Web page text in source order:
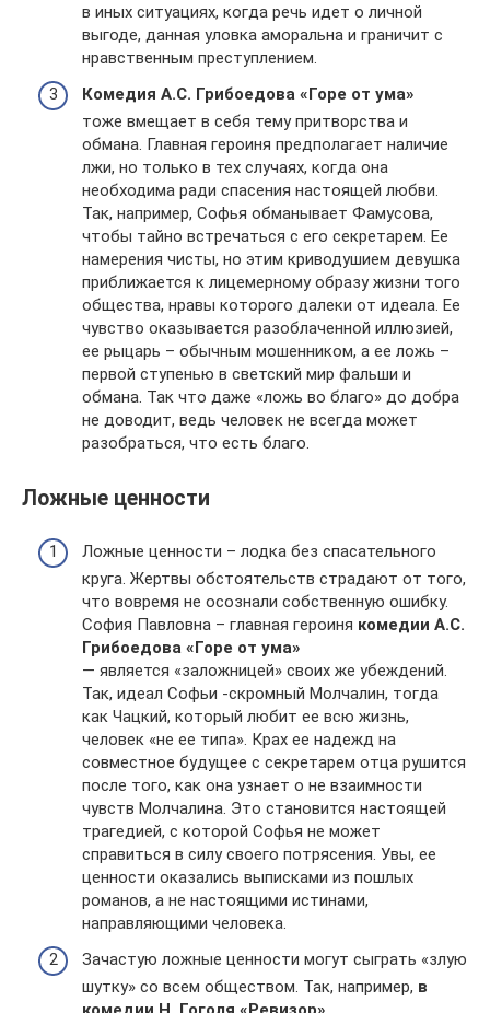
в иных ситуациях, когда речь идет о личной
выгоде, данная уловка аморальна и граничит с
нравственным преступлением.
Комедия А.С. Грибоедова «Горе от ума»
тоже вмещает в себя тему притворства и
обмана. Главная героиня предполагает наличие
лжи, но только в тех случаях, когда она
необходима ради спасения настоящей любви.
Так, например, Софья обманывает Фамусова,
чтобы тайно встречаться с его секретарем. Ее
намерения чисты, но этим криводушием девушка
приближается к лицемерному образу жизни того
общества, нравы которого далеки от идеала. Ее
чувство оказывается разоблаченной иллюзией,
ее рыцарь – обычным мошенником, а ее ложь –
первой ступенью в светский мир фальши и
обмана. Так что даже «ложь во благо» до добра
не доводит, ведь человек не всегда может
разобраться, что есть благо.
Ложные ценности
Ложные ценности – лодка без спасательного
круга. Жертвы обстоятельств страдают от того,
что вовремя не осознали собственную ошибку.
София Павловна – главная героиня комедии А.С.
Грибоедова «Горе от ума»
— является «заложницей» своих же убеждений.
Так, идеал Софьи -скромный Молчалин, тогда
как Чацкий, который любит ее всю жизнь,
человек «не ее типа». Крах ее надежд на
совместное будущее с секретарем отца рушится
после того, как она узнает о не взаимности
чувств Молчалина. Это становится настоящей
трагедией, с которой Софья не может
справиться в силу своего потрясения. Увы, ее
ценности оказались выписками из пошлых
романов, а не настоящими истинами,
направляющими человека.
Зачастую ложные ценности могут сыграть «злую
шутку» со всем обществом. Так, например, в